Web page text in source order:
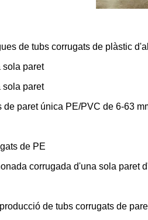
de tubs corrugats de plàstic
sola paret
sola paret
de paret única PE/PVC de 6-63
de PE
corrugada d'una sola paret
de tubs corrugats de